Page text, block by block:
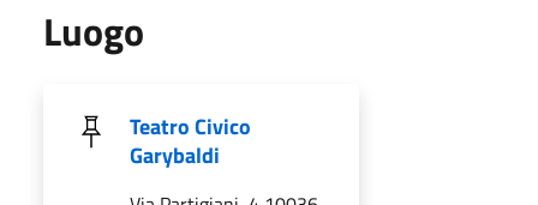
Luogo
Teatro Civico
Garybaldi